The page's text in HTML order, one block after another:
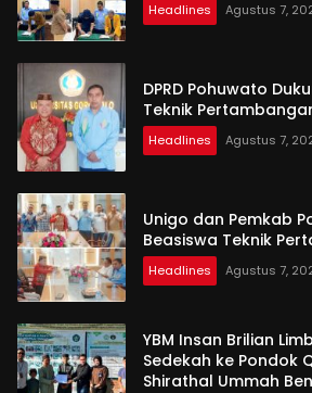
Headlines Agustus 7,
DPRD Pohuwato
Teknik
Headlines Agustus 7,
Unigo dan Pemkab
Beasiswa Teknik
Headlines Agustus 7,
YBM Insan Brilian
Sedekah ke Pondok
Shirathal Ummah